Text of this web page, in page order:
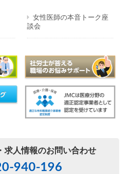
女性医師の本音トーク座
談会
求人情報のお問い合わせ
940-196